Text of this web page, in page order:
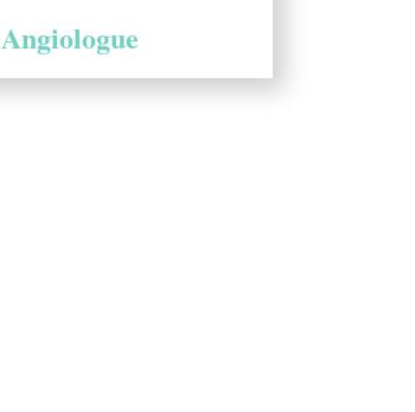
Angiologue